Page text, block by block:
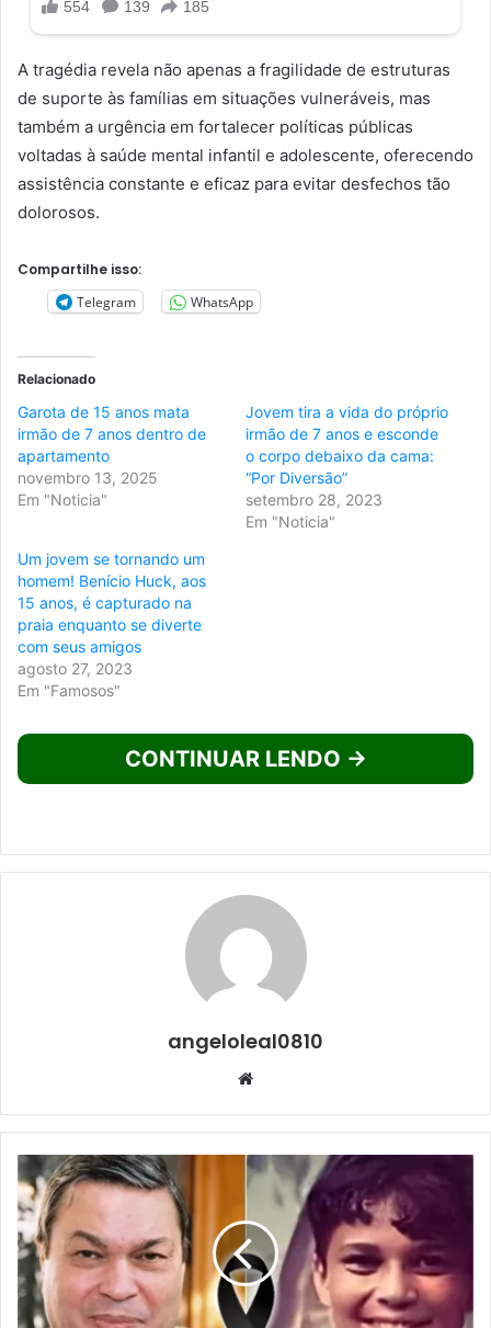
A tragédia revela não apenas a fragilidade de estruturas
de suporte às famílias em situações vulneráveis, mas
também a urgência em fortalecer políticas públicas
voltadas à saúde mental infantil e adolescente, oferecendo
assistência constante e eficaz para evitar desfechos tão
dolorosos.
Compartilhe isso:
Telegram
WhatsApp
Relacionado
Garota de 15 anos mata
irmão de 7 anos dentro de
apartamento
novembro 13, 2025
Em "Noticia"
Jovem tira a vida do próprio
irmão de 7 anos e esconde
o corpo debaixo da cama:
“Por Diversão”
setembro 28, 2023
Em "Noticia"
Um jovem se tornando um
homem! Benício Huck, aos
15 anos, é capturado na
praia enquanto se diverte
com seus amigos
agosto 27, 2023
Em "Famosos"
CONTINUAR LENDO →
angeloleal0810
Website